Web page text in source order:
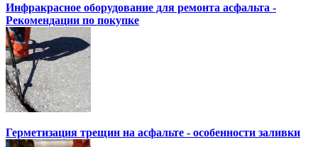
Инфракрасное оборудование для ремонта асфальта -
Рекомендации по покупке
Герметизация трещин на асфальте - особенности заливки